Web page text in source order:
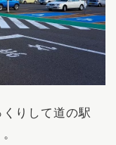
りして道の駅